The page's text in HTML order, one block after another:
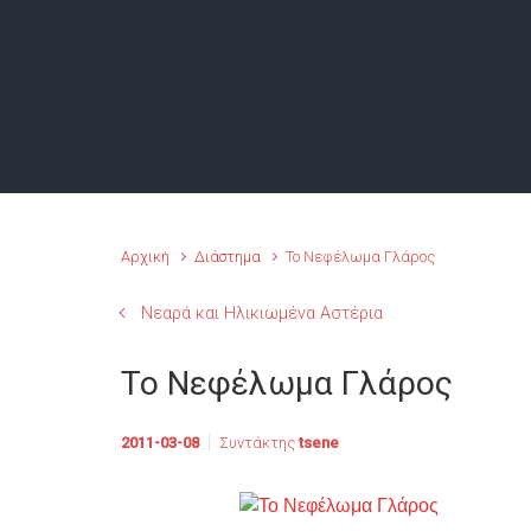
Αρχική Διάστημα Το Νεφέλωμα Γλάρος
Νεαρά και Ηλικιωμένα Αστέρια
Το Νεφέλωμα Γλάρος
2011-03-08 Συντάκτης tsene